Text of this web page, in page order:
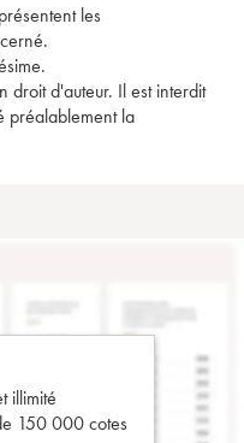
les
droit d'auteur. Il est interdit
préalablement la
illimité
150 000 cotes